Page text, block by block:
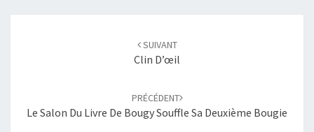
SUIVANT
Clin D’œil
PRÉCÉDENT
Le Salon Du Livre De Bougy Souffle Sa Deuxième Bougie